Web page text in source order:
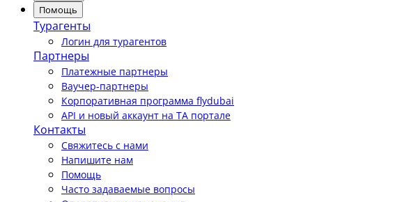
Помощь
Турагенты
Логин для турагентов
Партнеры
Платежные партнеры
Ваучер-партнеры
Корпоративная программа flydubai
API и новый аккаунт на TA портале
Контакты
Свяжитесь с нами
Напишите нам
Помощь
Часто задаваемые вопросы